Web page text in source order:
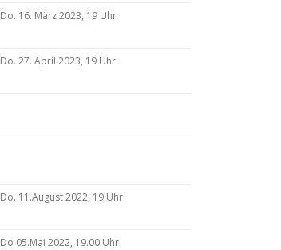
Do. 16. März 2023, 19 Uhr
Do. 27. April 2023, 19 Uhr
Do. 11.August 2022, 19 Uhr
Do 05.Mai 2022, 19.00 Uhr